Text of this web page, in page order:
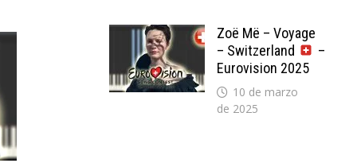
Zoë Më – Voyage
– Switzerland
–
Eurovision 2025
10 de marzo
de 2025